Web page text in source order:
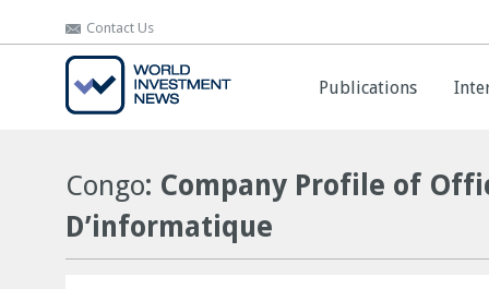
Contact Us
Publications
Contact Us
Publications
Congo: Company Profile of
D’informatique